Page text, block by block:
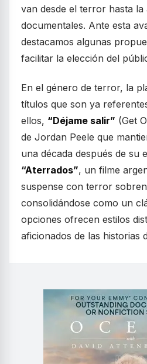
van desde el terror hasta la
documentales. Ante esta
destacamos algunas
facilitar la elección del
En el género de terror, la
títulos que son ya
ellos, “Déjame salir” (Get
de Jordan Peele que
una década después de su
“Aterrados”, un filme
suspense con terror
consolidándose como un
opciones ofrecen estilos
aficionados de las historias